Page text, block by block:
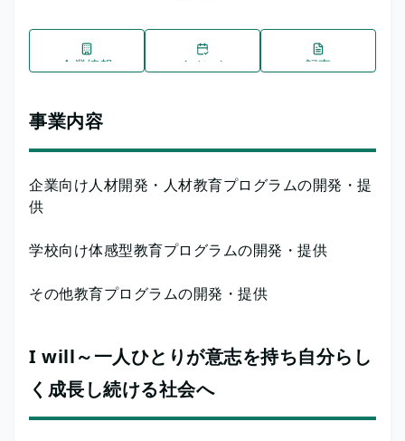
企業情報 イベント 記事
事業内容
企業向け人材開発・人材教育プログラムの開発・提
供
学校向け体感型教育プログラムの開発・提供
その他教育プログラムの開発・提供
I will～一人ひとりが意志を持ち自分らし
く成長し続ける社会へ